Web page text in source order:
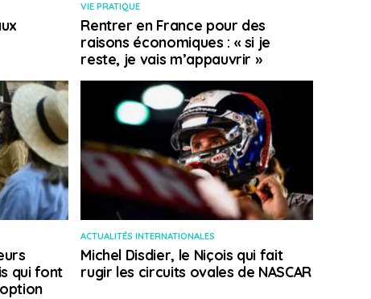
VIE PRATIQUE
Rentrer en France pour des
raisons économiques : « si je
reste, je vais m’appauvrir »
qui font
ACTUALITÉS INTERNATIONALES
Michel Disdier, le Niçois qui fait
rugir les circuits ovales de NASCAR